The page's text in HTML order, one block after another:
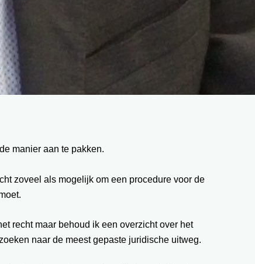
manier aan te pakken.
zoveel als mogelijk om een procedure voor de
recht maar behoud ik een overzicht over het
naar de meest gepaste juridische uitweg.